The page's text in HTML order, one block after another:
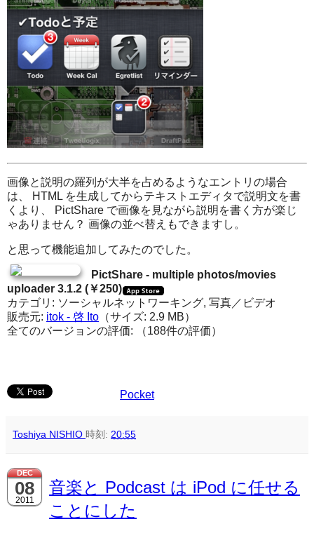
画像と説明の羅列が大半を占めるようなエントリの場合
は、 HTML を生成してからテキストエディタで説明文を書
くより、 PictShare で画像を見ながら説明を書く方が楽じ
ゃありません？ 画像の並べ替えもできますし。
と思って機能追加してみたのでした。
PictShare - multiple photos/movies
uploader 3.1.2 (￥250)
カテゴリ: ソーシャルネットワーキング, 写真／ビデオ
販売元: itok - 啓 Ito （サイズ: 2.9 MB）
全てのバージョンの評価:
（188件の評価）
Pocket
Toshiya NISHIO 時刻: 20:55
DEC
08
2011
音楽と Podcast は iPod に任せる
ことにした